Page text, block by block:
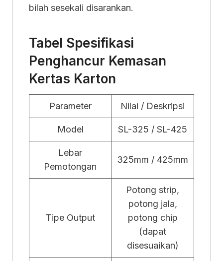
bilah sesekali disarankan.
Tabel Spesifikasi
Penghancur Kemasan
Kertas Karton
Parameter Nilai / Deskripsi
Model SL-325 / SL-425
Lebar
Pemotongan
325mm / 425mm
Tipe Output
Potong strip,
potong jala,
potong chip
(dapat
disesuaikan)